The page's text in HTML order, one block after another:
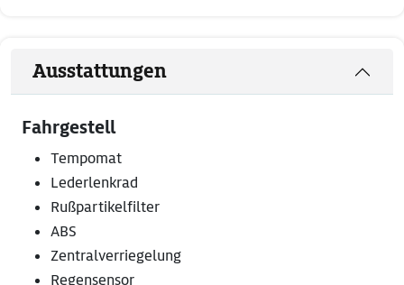
Ausstattungen
Fahrgestell
Tempomat
Lederlenkrad
Rußpartikelfilter
ABS
Zentralverriegelung
Regensensor